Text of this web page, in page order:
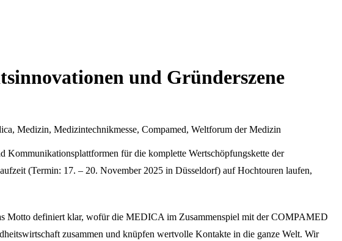
und Gründerszene
Medizin, Medizintechnikmesse, Compamed, Weltforum der Medizin
Kommunikationsplattformen für die komplette Wertschöpfungskette der
(Termin: 17. – 20. November 2025 in Düsseldorf) auf Hochtouren laufen,
Motto definiert klar, wofür die MEDICA im Zusammenspiel mit der COMPAMED
zusammen und knüpfen wertvolle Kontakte in die ganze Welt. Wir